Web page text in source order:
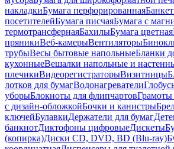
накладкиБумага перфорированная
посетителейБумага писчаяБумага с
термотрансфернаяБахилыБумага цветная
пряникиВеб-камерыВентиляторы
трубыВесы бытовые напольныеБланки
кухонныеВешалки напольные и
плечикиВидеорегистраторыВизитницы
лотков для бумагВодонагреватели
уборыБлокноты для флипчартов
с дизайн-обложкойБочки и канистры
ключейБулавкиДержатели для бумаг
банкнотДиктофоны цифровыеДискеты
(копирка)Диски CD, DVD, BD (Blu-ray)